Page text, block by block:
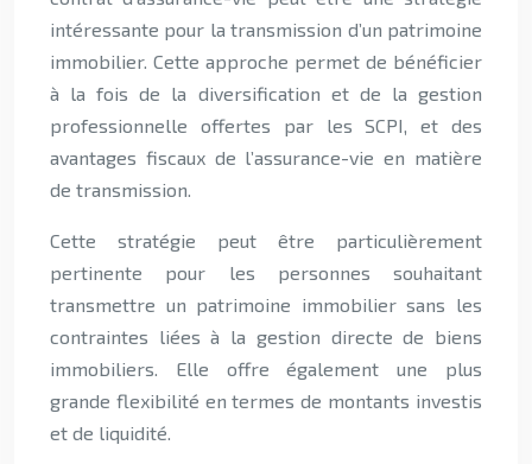
intéressante pour la transmission d’un patrimoine
immobilier. Cette approche permet de bénéficier
à la fois de la diversification et de la gestion
professionnelle offertes par les SCPI, et des
avantages fiscaux de l’assurance-vie en matière
de transmission.
Cette stratégie peut être particulièrement
pertinente pour les personnes souhaitant
transmettre un patrimoine immobilier sans les
contraintes liées à la gestion directe de biens
immobiliers. Elle offre également une plus
grande flexibilité en termes de montants investis
et de liquidité.